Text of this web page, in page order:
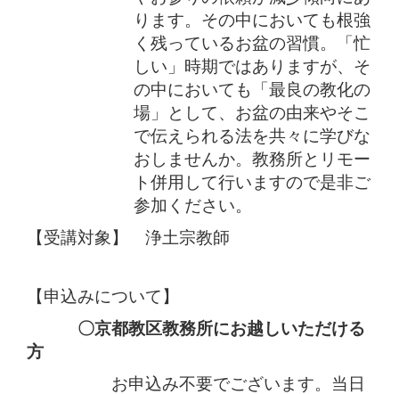
ります。その中においても根強
く残っているお盆の習慣。「忙
しい」時期ではありますが、そ
の中においても「最良の教化の
場」として、お盆の由来やそこ
で伝えられる法を共々に学びな
おしませんか。教務所とリモー
ト併用して行いますので是非ご
参加ください。
【受講対象】 浄土宗教師
【申込みについて】
〇京都教区教務所にお越しいただける
方
お申込み不要でございます。当日